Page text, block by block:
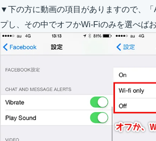
▼下の方に動画の項目がありますので、「
プし、その中でオフかWi-Fiのみを選べば